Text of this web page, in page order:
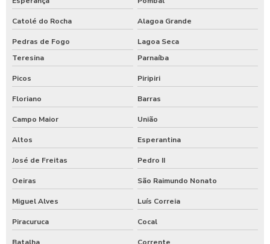
Catolé do Rocha Alagoa Grande
Pedras de Fogo
Lagoa Seca
Teresina
Parnaíba
Picos Piripiri
Floriano Barras
Campo Maior União
Altos Esperantina
José de Freitas Pedro II
Oeiras São Raimundo Nonato
Miguel Alves Luís Correia
Piracuruca Cocal
Batalha
Corrente